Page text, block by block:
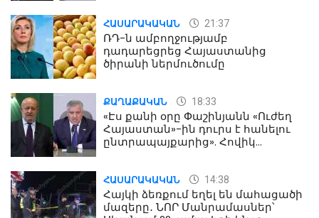
ՀԱՍԱՐԱԿԱԿԱՆ 21:37
ՌԴ-ն ամբողջությամբ
դադարեցրեց Հայաստանից
ծիրանի ներմուծումը
ՔԱՂԱՔԱԿԱՆ 18:33
«Էս քանի օրը Փաշինյանն «Ուժեղ
Հայաստան»-ին դուրս է հանելու
ընտրապայքարից». Հովիկ
ՀԱՍԱՐԱԿԱԿԱՆ 14:38
Հայկի ձեռքում եղել են մահացածի
մազերը․ ՆՈՐ Մանրամասներ՝